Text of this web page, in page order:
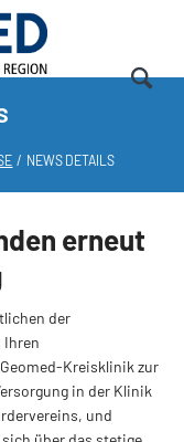
NEWS DETAILS
erneut
der
Ihren
Kreisklinik zur
in der Klinik
und